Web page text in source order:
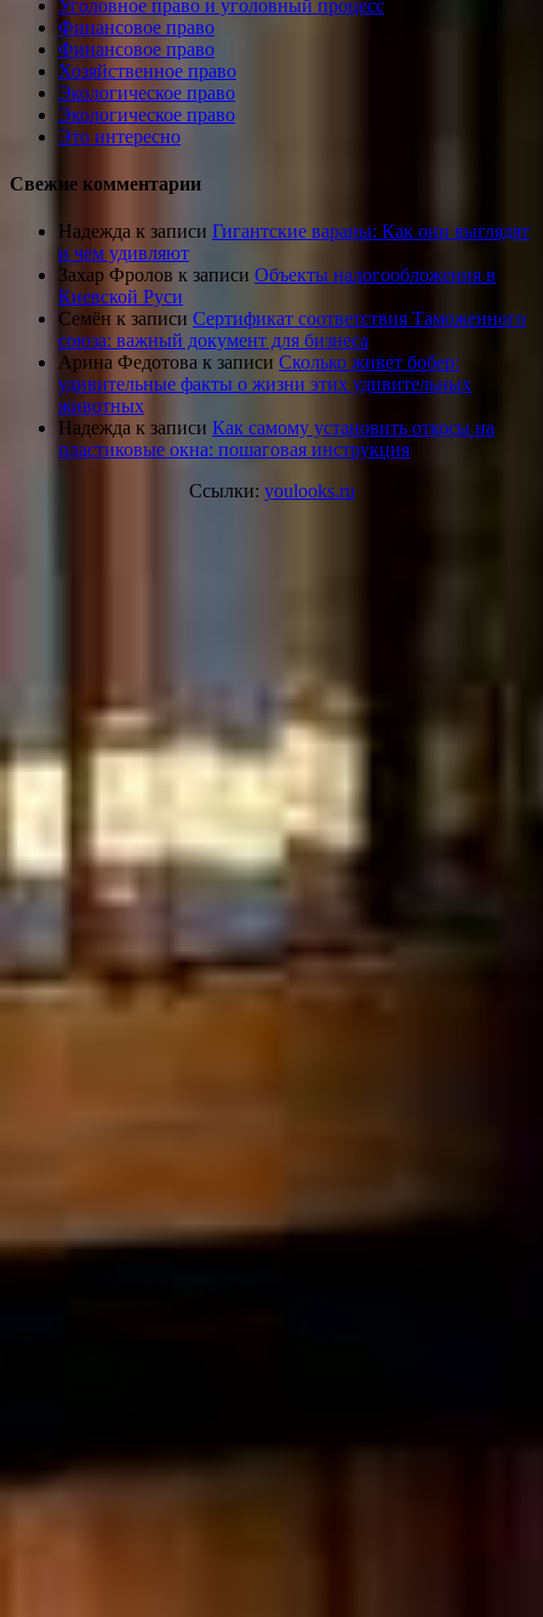
Уголовное право и уголовный процесс
Финансовое право
Финансовое право
Хозяйственное право
Экологическое право
Экологическое право
Это интересно
Свежие комментарии
Надежда к записи Гигантские вараны: Как они выглядят
и чем удивляют
Захар Фролов к записи Объекты налогообложения в
Киевской Руси
Семён к записи Сертификат соответствия Таможенного
союза: важный документ для бизнеса
Арина Федотова к записи Сколько живет бобер:
удивительные факты о жизни этих удивительных
животных
Надежда к записи Как самому установить откосы на
пластиковые окна: пошаговая инструкция
Ссылки: youlooks.ru